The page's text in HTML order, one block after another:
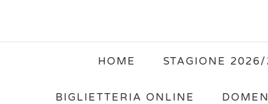
HOME STAGIONE
BIGLIETTERIA ONLINE